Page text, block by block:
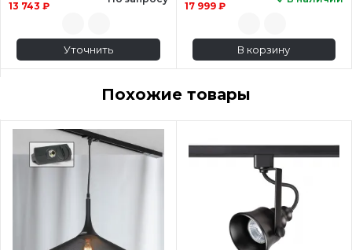
13 743 ₽
Уточнить
17 999 ₽
В корзину
Похожие товары